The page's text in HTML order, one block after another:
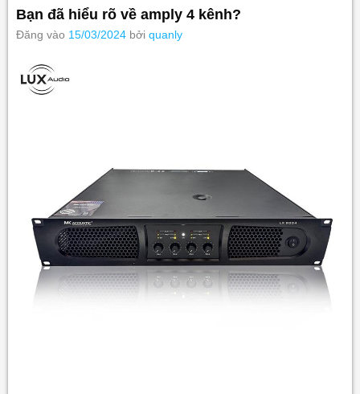
Bạn đã hiểu rõ về amply 4 kênh?
Đăng vào 15/03/2024 bởi quanly